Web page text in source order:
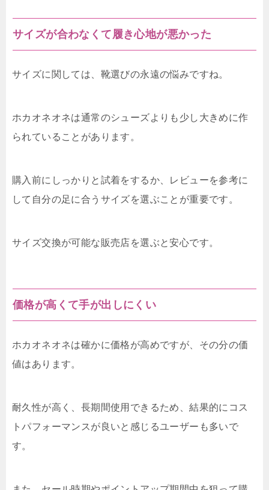
サイズが合わなくて履き心地が悪かった
サイズに関しては、靴選びの永遠の悩みですね。
ホカオネオネは通常のシューズよりも少し大きめに作
られていることがあります。
購入前にしっかりと試着をするか、レビューを参考に
して自分の足に合うサイズを選ぶことが重要です。
サイズ交換が可能な販売店を選ぶと安心です。
価格が高くて手が出しにくい
ホカオネオネは確かに価格が高めですが、その分の価
値はあります。
耐久性が高く、長期間使用できるため、結果的にコス
トパフォーマンスが良いと感じるユーザーも多いで
す。